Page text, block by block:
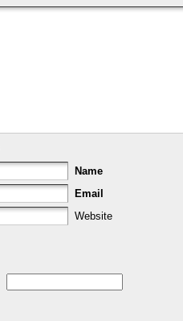
Name
Email
Website